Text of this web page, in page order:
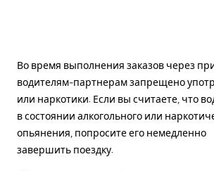
Во время выполнения заказов через
водителям-партнерам запрещено
или наркотики. Если вы считаете, что
в состоянии алкогольного или
опьянения, попросите его немедленно
завершить поездку.